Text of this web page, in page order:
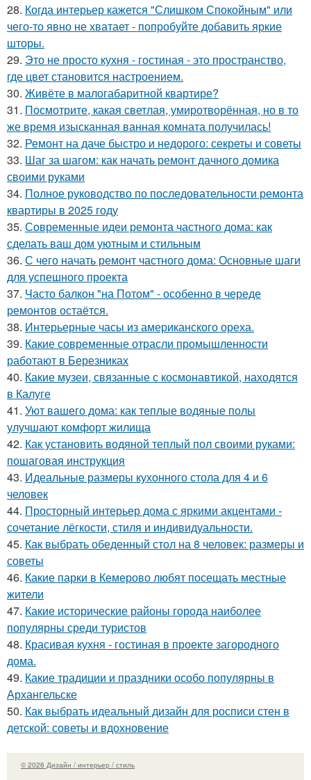
28. Когда интерьер кажется "Слишком Спокойным" или
чего-то явно не хватает - попробуйте добавить яркие
шторы.
29. Это не просто кухня - гостиная - это пространство,
где цвет становится настроением.
30. Живёте в малогабаритной квартире?
31. Посмотрите, какая светлая, умиротворённая, но в то
же время изысканная ванная комната получилась!
32. Ремонт на даче быстро и недорого: секреты и советы
33. Шаг за шагом: как начать ремонт дачного домика
своими руками
34. Полное руководство по последовательности ремонта
квартиры в 2025 году
35. Современные идеи ремонта частного дома: как
сделать ваш дом уютным и стильным
36. С чего начать ремонт частного дома: Основные шаги
для успешного проекта
37. Часто балкон "на Потом" - особенно в череде
ремонтов остаётся.
38. Интерьерные часы из американского ореха.
39. Какие современные отрасли промышленности
работают в Березниках
40. Какие музеи, связанные с космонавтикой, находятся
в Калуге
41. Уют вашего дома: как теплые водяные полы
улучшают комфорт жилища
42. Как установить водяной теплый пол своими руками:
пошаговая инструкция
43. Идеальные размеры кухонного стола для 4 и 6
человек
44. Просторный интерьер дома с яркими акцентами -
сочетание лёгкости, стиля и индивидуальности.
45. Как выбрать обеденный стол на 8 человек: размеры и
советы
46. Какие парки в Кемерово любят посещать местные
жители
47. Какие исторические районы города наиболее
популярны среди туристов
48. Красивая кухня - гостиная в проекте загородного
дома.
49. Какие традиции и праздники особо популярны в
Архангельске
50. Как выбрать идеальный дизайн для росписи стен в
детской: советы и вдохновение
© 2026 Дизайн / интерьер / стиль